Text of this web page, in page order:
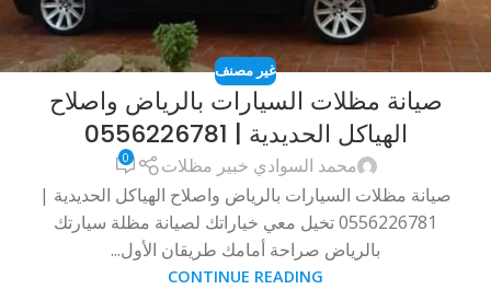
غير مصنف
صيانة مظلات السيارات بالرياض واصلاح
الهياكل الحديدية | 0556226781
محمد السوادي خبير مظلات 0
صيانة مظلات السيارات بالرياض واصلاح الهياكل الحديدية |
0556226781 تخيل معي خياراتك لصيانة مظلة سيارتك
بالرياض صراحة أمامك طريقان الأول...
CONTINUE READING